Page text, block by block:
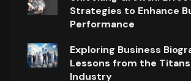
Strategies to Enhance
Performance
Exploring Business
Lessons from the
Industry